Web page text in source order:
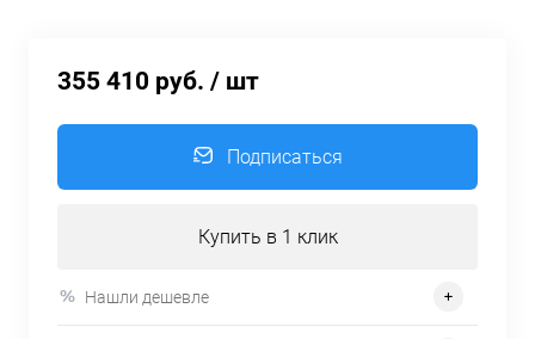
355 410 руб. / шт
Подписаться
Купить в 1 клик
Нашли дешевле